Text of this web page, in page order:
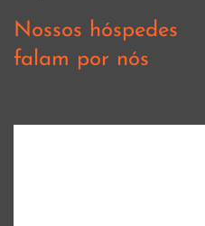
Nossos hóspedes
falam por nós